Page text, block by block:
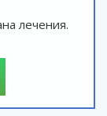
лечения.